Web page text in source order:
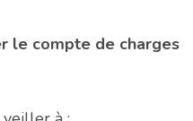
le compte de charges